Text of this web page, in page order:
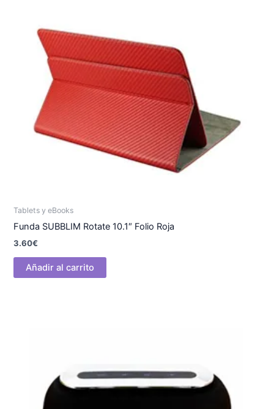
Tablets y eBooks
Funda SUBBLIM Rotate 10.1″ Folio Roja
3.60€
Añadir al carrito